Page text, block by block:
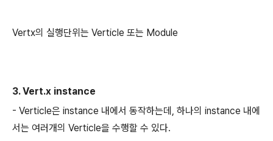
Vertx의 실행단위는 Verticle 또는 Module
3. Vert.x instance
- Verticle은 instance 내에서 동작하는데, 하나의 instance 내에
서는 여러개의 Verticle을 수행할 수 있다.